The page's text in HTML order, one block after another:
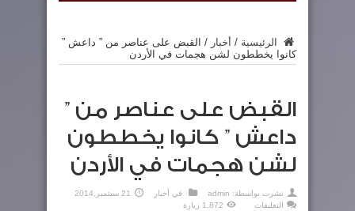
الرئيسية / أخبار / القبض على عناصر من ” داعش ”
كانوا يخططون لشن هجمات في الأردن
القبض على عناصر من ”
داعش ” كانوا يخططون
لشن هجمات في الأردن
نشرت بواسطة: admin في أخبار
21 سبتمبر,2014
التعليقات
1,872 زيارة